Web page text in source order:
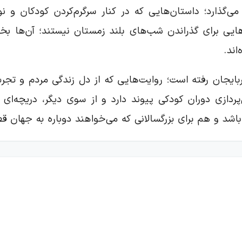
داستان‌هایی که در کنار سرگرم‌کردن کودکان و
برای گذراندن شب‌های بلند زمستان نیستند؛ آن‌ها
رفته است؛ روایت‌هایی که از دل زندگی مردم و
دوران کودکی پیوند دارد و از سوی دیگر،
و هم برای بزرگسالانی که می‌خواهند دوباره به جهان
اجتماعی در شکل‌گیری و ویژگی‌های آن‌ها نقش دارند.
دیگر یکسان نیست.